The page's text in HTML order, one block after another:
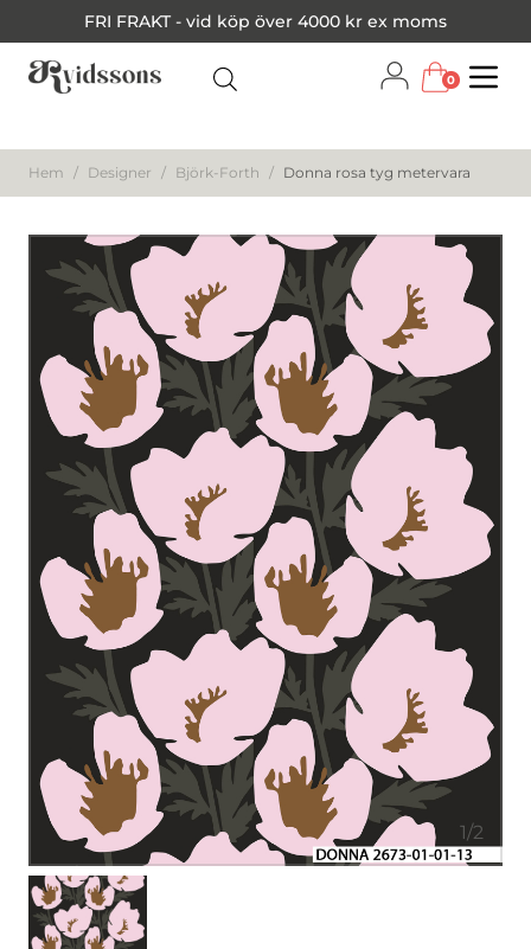
FRI FRAKT - vid köp över 4000 kr ex moms
0
Hem / Designer / Björk-Forth / Donna rosa tyg metervara
1/2